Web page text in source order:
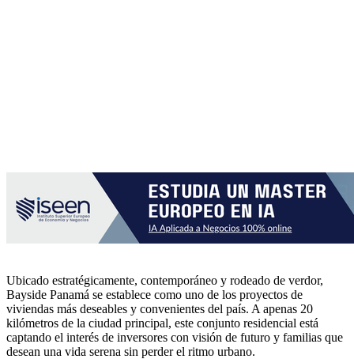
Ubicado estratégicamente, contemporáneo y rodeado de verdor,
Bayside Panamá se establece como uno de los proyectos de
viviendas más deseables y convenientes del país. A apenas 20
kilómetros de la ciudad principal, este conjunto residencial está
captando el interés de inversores con visión de futuro y familias que
desean una vida serena sin perder el ritmo urbano.